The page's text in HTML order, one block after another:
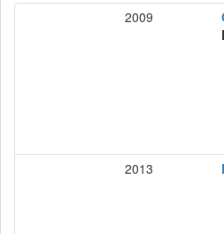
2009
2013